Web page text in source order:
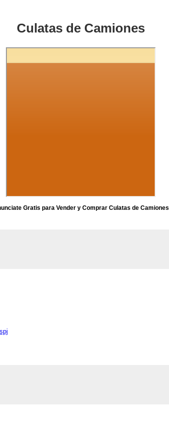
Culatas de Camiones
Gratis para Vender y Comprar Culatas de Camiones